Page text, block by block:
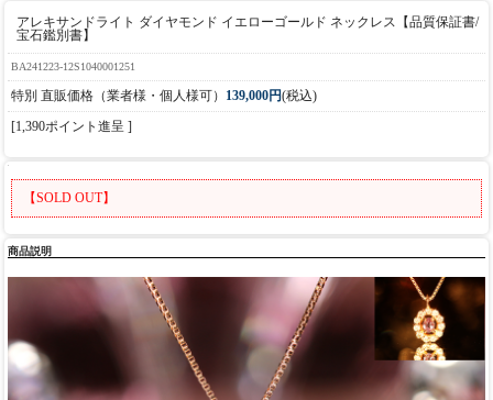
アレキサンドライト ダイヤモンド イエローゴールド ネックレス【品質保証書/
宝石鑑別書】
BA241223-12S1040001251
特別 直販価格（業者様・個人様可） 139,000円(税込)
[1,390ポイント進呈 ]
【SOLD OUT】
商品説明